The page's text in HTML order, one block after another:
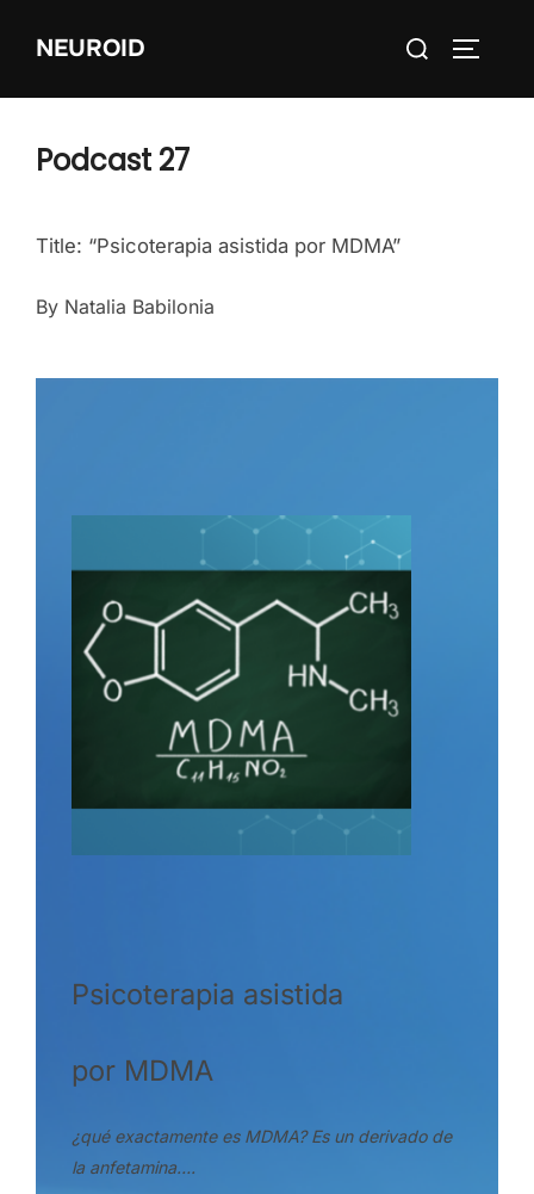
NEUROID
Search
Podcast 27
Title: “Psicoterapia asistida por MDMA”
By Natalia Babilonia
Psicoterapia asistida
por MDMA
¿qué exactamente es MDMA? Es un derivado de
la anfetamina….